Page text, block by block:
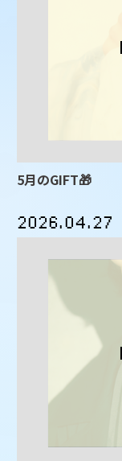
5月のGIFT🎁
2026.04.27